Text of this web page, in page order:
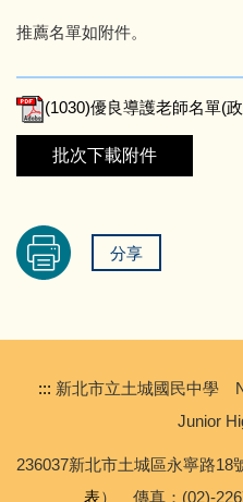
資訊服務
校園行事曆
學校規章彙編
專科教室登記
教師及班級課表
學校會議記錄
推薦名單如附件。
(1030)優良導護老師名單(
批次下載附件
分享
::: 新北市立土城國民中學
Junior
236037新北市土城區永寧路
表） 傳真：(02)-